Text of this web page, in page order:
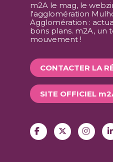
m2A le mag, le
l'agglomération
Agglomération :
bons plans. m2A, un
mouvement !
CONTACTER LA
SITE OFFICIEL m